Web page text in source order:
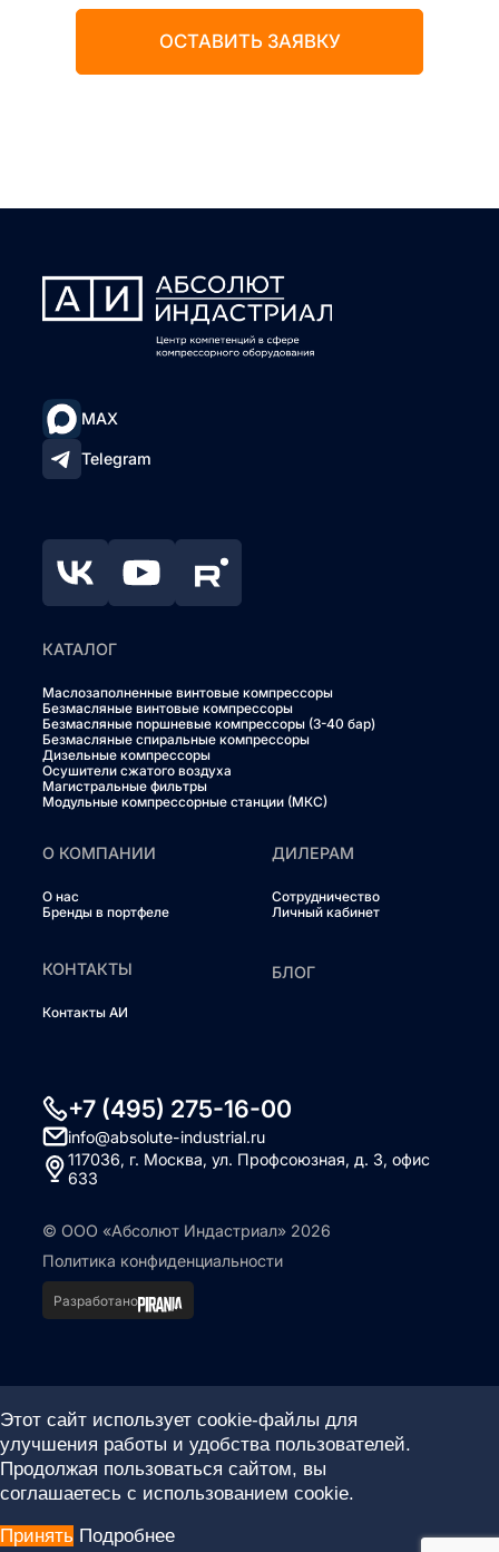
ОСТАВИТЬ ЗАЯВКУ
MAX
Telegram
КАТАЛОГ
Маслозаполненные винтовые компрессоры
Безмасляные винтовые компрессоры
Безмасляные поршневые компрессоры (3-40 бар)
Безмасляные спиральные компрессоры
Дизельные компрессоры
Осушители сжатого воздуха
Магистральные фильтры
Модульные компрессорные станции (МКС)
О КОМПАНИИ
О нас
Бренды в портфеле
ДИЛЕРАМ
Сотрудничество
Личный кабинет
КОНТАКТЫ
Контакты АИ
БЛОГ
+7 (495) 275-16-00
info@absolute-industrial.ru
117036, г. Москва, ул. Профсоюзная, д. 3, офис
633
© ООО «Абсолют Индастриал» 2026
Политика конфиденциальности
Разработано
Этот сайт использует cookie-файлы для
улучшения работы и удобства пользователей.
Продолжая пользоваться сайтом, вы
соглашаетесь с использованием cookie.
Принять Подробнее